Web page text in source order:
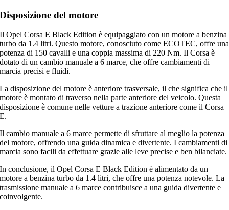
Disposizione del motore
Il Opel Corsa E Black Edition è equipaggiato con un motore a benzina
turbo da 1.4 litri. Questo motore, conosciuto come ECOTEC, offre una
potenza di 150 cavalli e una coppia massima di 220 Nm. Il Corsa è
dotato di un cambio manuale a 6 marce, che offre cambiamenti di
marcia precisi e fluidi.
La disposizione del motore è anteriore trasversale, il che significa che il
motore è montato di traverso nella parte anteriore del veicolo. Questa
disposizione è comune nelle vetture a trazione anteriore come il Corsa
E.
Il cambio manuale a 6 marce permette di sfruttare al meglio la potenza
del motore, offrendo una guida dinamica e divertente. I cambiamenti di
marcia sono facili da effettuare grazie alle leve precise e ben bilanciate.
In conclusione, il Opel Corsa E Black Edition è alimentato da un
motore a benzina turbo da 1.4 litri, che offre una potenza notevole. La
trasmissione manuale a 6 marce contribuisce a una guida divertente e
coinvolgente.